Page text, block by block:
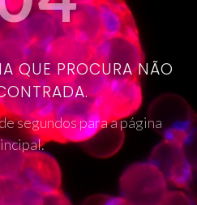
QUE PROCURA NÃO
segundos para a página